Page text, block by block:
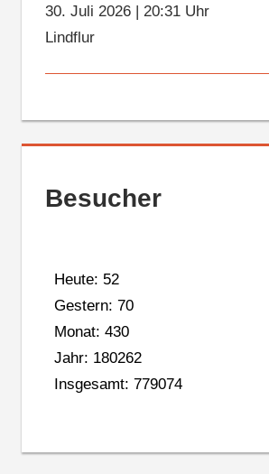
30. Juli 2026| 20:31 Uhr
Lindflur
Besucher
Heute: 52
Gestern: 70
Monat: 430
Jahr: 180262
Insgesamt: 779074